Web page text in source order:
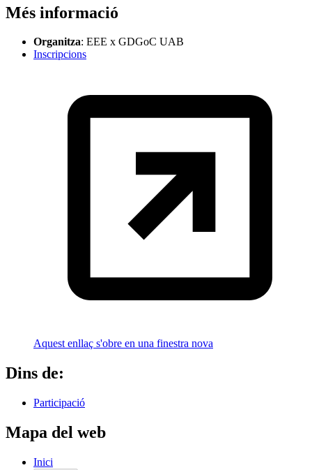
Més informació
Organitza: EEE x GDGoC UAB
Inscripcions
Aquest enllaç s'obre en una finestra nova
Dins de:
Participació
Mapa del web
Inici